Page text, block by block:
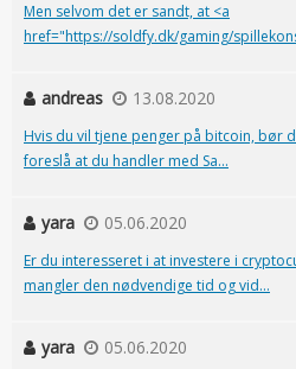
Men selvom det er sandt, at <a
href="https://soldfy.dk/gaming/
andreas 13.08.2020
Hvis du vil tjene penger på bitcoin, bør
foreslå at du handler med Sa...
yara 05.06.2020
Er du interesseret i at investere i
mangler den nødvendige tid og vid...
yara 05.06.2020